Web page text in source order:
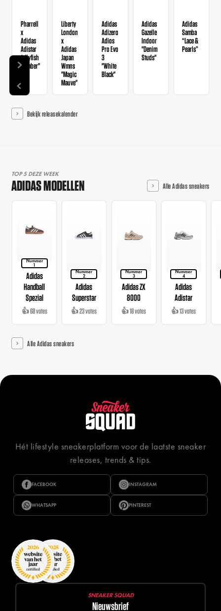
Pharrell
x
Adidas
Adistar
Jellyfish
"Timber"
Liberty
London
x
Adidas
Japan
Wmns
"Magic
Mauve"
Adidas
Adizero
Adios
Pro Evo
3
"White
Black"
Adidas
Gazelle
Indoor
"Denim
Studs"
Adidas
Samba
“Lace &
Pearls”
Bekijk releasekalender
TOP 5 DEZE WEEK
ADIDAS MODELLEN Alle Adidas sneakers
Nummer
1
Adidas
Handball
Spezial
👍 68 votes
Nummer
2
Adidas
Superstar
👍 23 votes
Nummer
3
Adidas ZX
8000
👍 18 votes
Nummer
4
Adidas
Adistar
👍 13 votes
Alle Adidas sneakers
Hét lifestyle sneakerplatform voor de laatste sneaker
releases, trends & tips.
FACEBOOK INSTAGRAM
WHATSAPP PINTEREST
SNEAKER SQUAD
Nieuwsbrief